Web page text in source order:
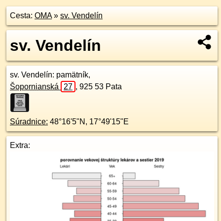
Cesta: OMA» sv. Vendelín
sv. Vendelín
sv. Vendelín: pamätník,
Šopornianská
27 , 925 53 Pata
Súradnice: 48°16'5"N , 17°49'15"E
Extra: